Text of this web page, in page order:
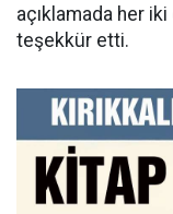
açıklamada her
teşekkür etti.